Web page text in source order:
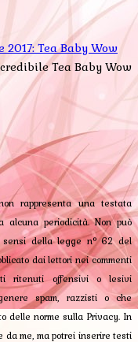
Tea Baby Wow
Tea Baby Wow
rappresenta una testata
alcuna periodicità. Non può
sensi della legge n° 62 del
dai lettori nei commenti
ritenuti offensivi o lesivi
spam, razzisti o che
delle norme sulla Privacy. In
da me, ma potrei inserire testi